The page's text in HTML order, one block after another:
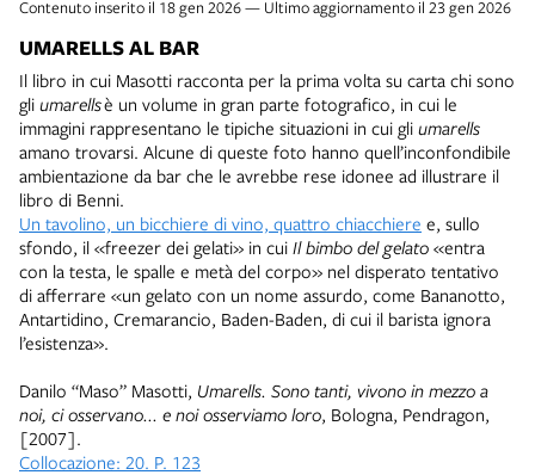
Contenuto inserito il 18 gen 2026 — Ultimo aggiornamento il 23 gen 2026
UMARELLS AL BAR
Il libro in cui Masotti racconta per la prima volta su carta chi sono
gli umarellsè un volume in gran parte fotografico, in cui le
immagini rappresentano le tipiche situazioni in cui gli umarells
amano trovarsi. Alcune di queste foto hanno quell’inconfondibile
ambientazione da bar che le avrebbe rese idonee ad illustrare il
libro di Benni.
Un tavolino, un bicchiere di vino, quattro chiacchiere e, sullo
sfondo, il «freezer dei gelati» in cui Il bimbo del gelato «entra
con la testa, le spalle e metà del corpo» nel disperato tentativo
di afferrare «un gelato con un nome assurdo, come Bananotto,
Antartidino, Cremarancio, Baden-Baden, di cui il barista ignora
l’esistenza».
Danilo “Maso” Masotti, Umarells. Sono tanti, vivono in mezzo a
noi, ci osservano... e noi osserviamo loro, Bologna, Pendragon,
[2007].
Collocazione: 20. P. 123